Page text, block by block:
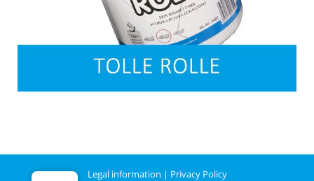
Legal information | Privacy Policy